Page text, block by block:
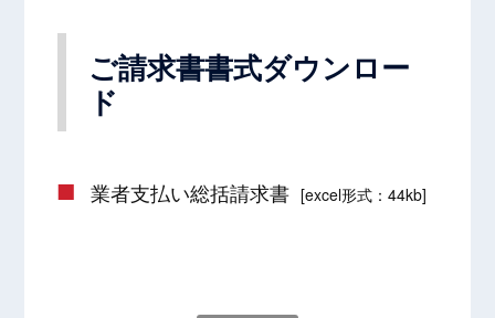
ご請求書書式ダウンロー
ド
業者支払い総括請求書 [excel形式：44kb]